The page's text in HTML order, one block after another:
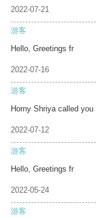
2022-07-21
游客
Hello, Greetings fr
2022-07-16
游客
Horny Shriya called you
2022-07-12
游客
Hello, Greetings fr
2022-05-24
游客